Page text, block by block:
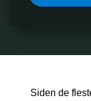
Siden de